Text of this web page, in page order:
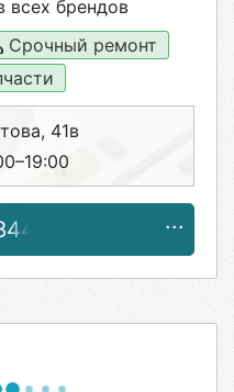
всех брендов
Срочный ремонт
41в
44-10